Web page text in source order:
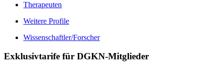
Therapeuten
Weitere Profile
Wissenschaftler/Forscher
Exklusivtarife für DGKN-Mitglieder